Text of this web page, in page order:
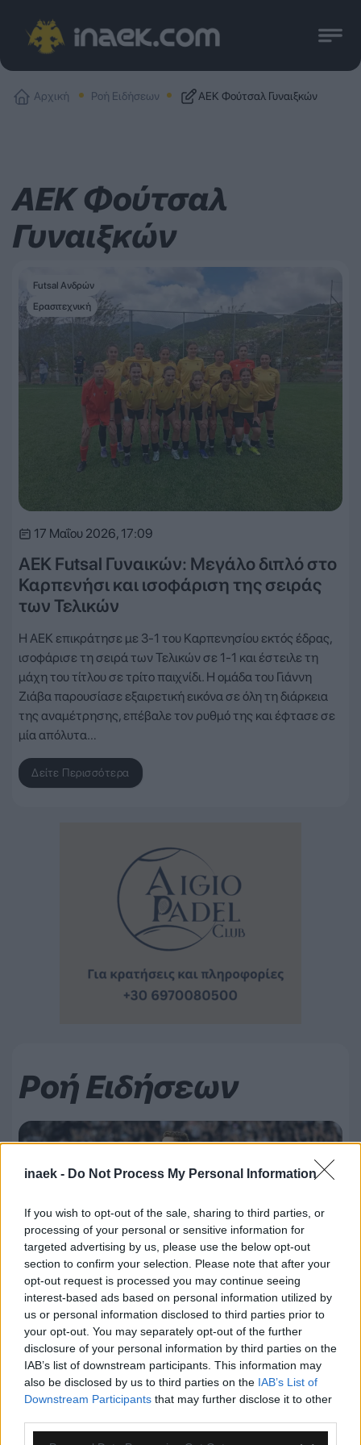
inaek - Do Not Process My Personal Information
If you wish to opt-out of the sale, sharing to third parties, or
processing of your personal or sensitive information for
targeted advertising by us, please use the below opt-out
section to confirm your selection. Please note that after your
opt-out request is processed you may continue seeing
interest-based ads based on personal information utilized by
us or personal information disclosed to third parties prior to
your opt-out. You may separately opt-out of the further
disclosure of your personal information by third parties on the
IAB’s list of downstream participants. This information may
also be disclosed by us to third parties on the IAB’s List of
Downstream Participants that may further disclose it to other
Αρχική Ροή Ειδήσεων ΑΕΚ Φούτσαλ Γυναιξκών
ΑΕΚ Φούτσαλ
Γυναιξκών
Futsal Ανδρών
Ερασιτεχνική
17 Μαΐου 2026, 17:09
ΑΕΚ Futsal Γυναικών: Μεγάλο διπλό στο
Καρπενήσι και ισοφάριση της σειράς
των Τελικών
Η ΑΕΚ επικράτησε με 3-1 του Καρπενησίου εκτός έδρας,
ισοφάρισε τη σειρά των Τελικών σε 1-1 και έστειλε τη
μάχη του τίτλου σε τρίτο παιχνίδι. Η ομάδα του Γιάννη
Ζιάβα παρουσίασε εξαιρετική εικόνα σε όλη τη διάρκεια
της αναμέτρησης, επέβαλε τον ρυθμό της και έφτασε σε
μία απόλυτα…
Δείτε Περισσότερα
Ροή Ειδήσεων
07.08.2026, 17:45
ΠΑΟΚ: Τουρκικό δημοσίευμα εμπλέκει τη
Γαλατασαράι με τον Γιάννη Κωνσταντέλια